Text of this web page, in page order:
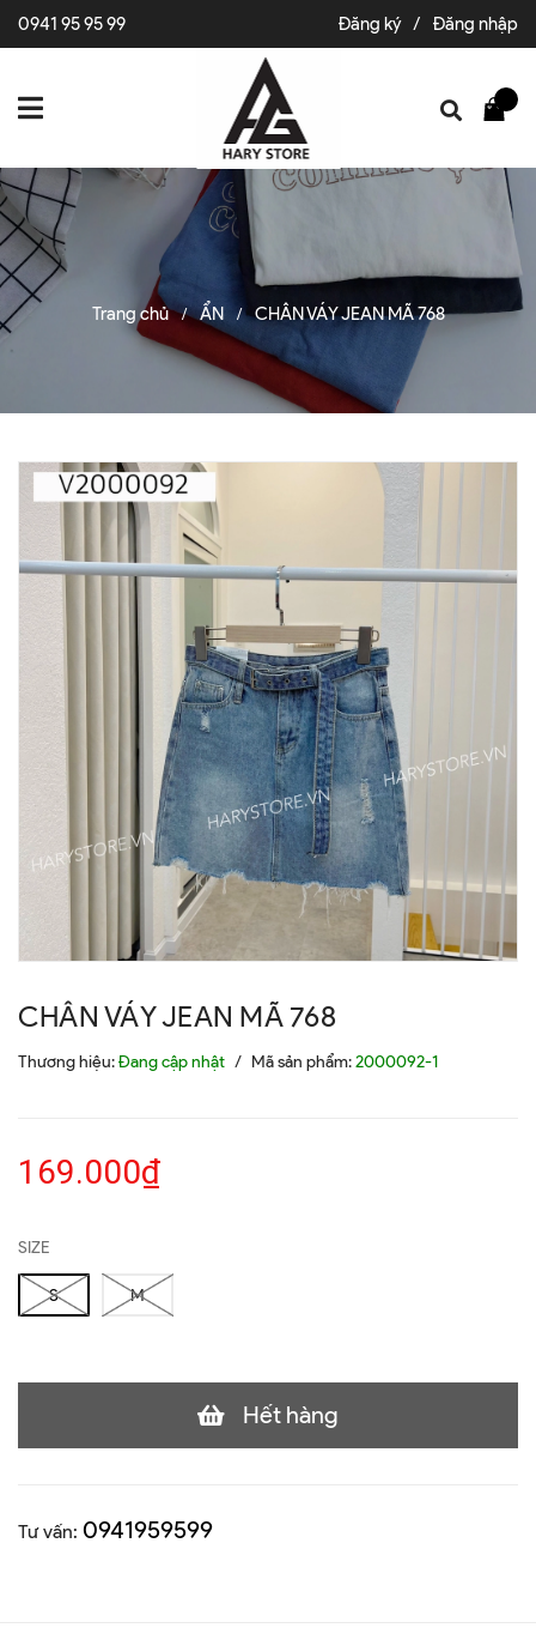
0941 95 95 99 Đăng ký / Đăng nhập
Trang chủ / ẨN / CHÂN VÁY JEAN MÃ 768
CHÂN VÁY JEAN MÃ 768
Thương hiệu:Đang cập nhật / Mã sản phẩm:2000092-1
169.000₫
SIZE
S M
Hết hàng
Tư vấn: 0941959599